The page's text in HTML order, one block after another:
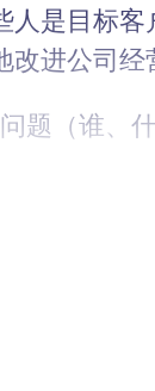
是目标
进公司
题（谁、